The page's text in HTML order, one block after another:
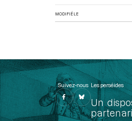
MODIFIÉ LE
Suivez-nous Les perséides
Un